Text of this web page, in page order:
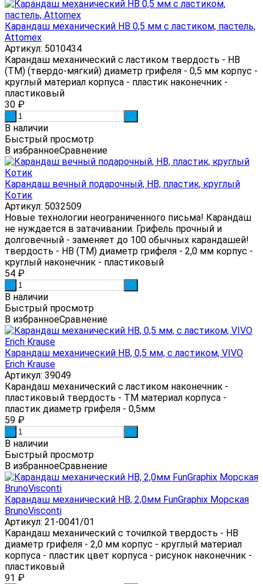
Карандаш механический HB 0,5 мм с ластиком, пастель,
Attomex
Артикул: 5010434
Карандаш механический с ластиком твердость - HB
(ТМ) (твердо-мягкий) диаметр грифеля - 0,5 мм корпус -
круглый материал корпуса - пластик наконечник -
пластиковый
30 ₽
В наличии
Быстрый просмотр
В избранноеСравнение
Карандаш вечный подарочный, HB, пластик, круглый
Котик
Артикул: 5032509
Новые технологии неограниченного письма! Карандаш
не нуждается в затачивании. Грифель прочный и
долговечный - заменяет до 100 обычных карандашей!
твердость - HB (ТМ) диаметр грифеля - 2,0 мм корпус -
круглый наконечник - пластиковый
54 ₽
В наличии
Быстрый просмотр
В избранноеСравнение
Карандаш механический HB, 0,5 мм, с ластиком, VIVO
Erich Krause
Артикул: 39049
Карандаш механический с ластиком наконечник -
пластиковый твердость - ТМ материал корпуса -
пластик диаметр грифеля - 0,5мм
59 ₽
В наличии
Быстрый просмотр
В избранноеСравнение
Карандаш механический HB, 2,0мм FunGraphix Морская
BrunoVisconti
Артикул: 21-0041/01
Карандаш механический с точилкой твердость - HB
диаметр грифеля - 2,0 мм корпус - круглый материал
корпуса - пластик цвет корпуса - рисунок наконечник -
пластиковый
91 ₽